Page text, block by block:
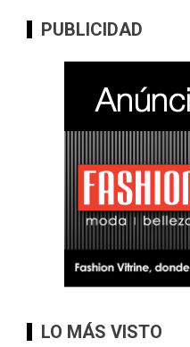
PUBLICIDAD
LO MÁS VISTO